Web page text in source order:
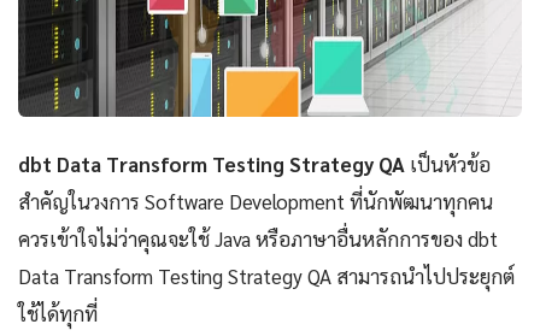
dbt Data Transform Testing Strategy QA เป็นหัวข้อ
สำคัญในวงการ Software Development ที่นักพัฒนาทุกคน
ควรเข้าใจไม่ว่าคุณจะใช้ Java หรือภาษาอื่นหลักการของ dbt
Data Transform Testing Strategy QA สามารถนำไปประยุกต์
ใช้ได้ทุกที่